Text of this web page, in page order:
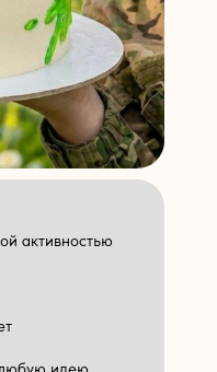
активностью